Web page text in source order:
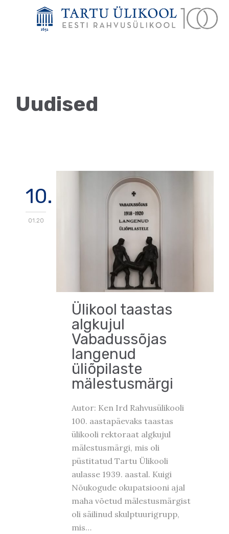
Uudised
10.
01.20
Ülikool taastas
algkujul
Vabadussõjas
langenud
üliõpilaste
mälestusmärgi
Autor: Ken Ird Rahvusülikooli
100. aastapäevaks taastas
ülikooli rektoraat algkujul
mälestusmärgi, mis oli
püstitatud Tartu Ülikooli
aulasse 1939. aastal. Kuigi
Nõukogude okupatsiooni ajal
maha võetud mälestusmärgist
oli säilinud skulptuurigrupp,
mis…